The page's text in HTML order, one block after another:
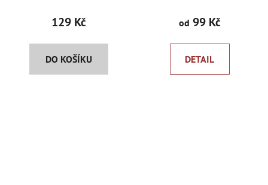
129 Kč
DO KOŠÍKU
od 99 Kč
DETAIL